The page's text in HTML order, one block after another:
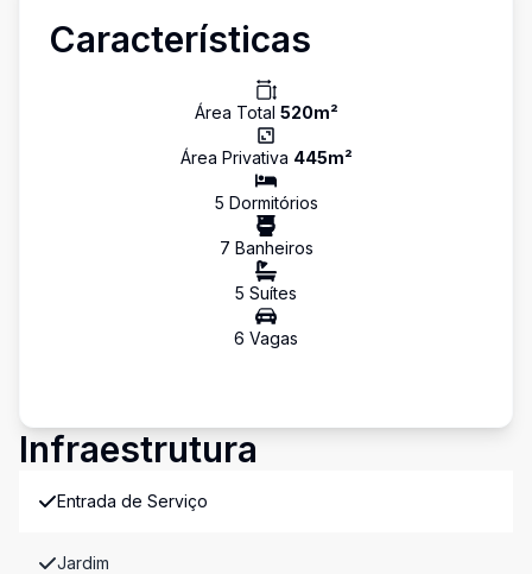
Características
Área Total 520m²
Área Privativa 445m²
5 Dormitórios
7 Banheiros
5 Suítes
6 Vagas
Infraestrutura
Entrada de Serviço
Jardim